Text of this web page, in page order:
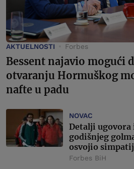
AKTUELNOSTI Forbes
Bessent najavio mogući
otvaranju Hormuškog
nafte u padu
NOVAC
Detalji ugovora
godišnjeg
osvojio
Forbes BiH